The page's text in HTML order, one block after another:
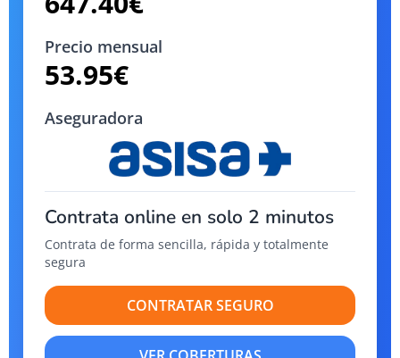
Precio mensual
53.95€
Aseguradora
Contrata online en solo 2 minutos
Contrata de forma sencilla, rápida y totalmente
segura
CONTRATAR SEGURO